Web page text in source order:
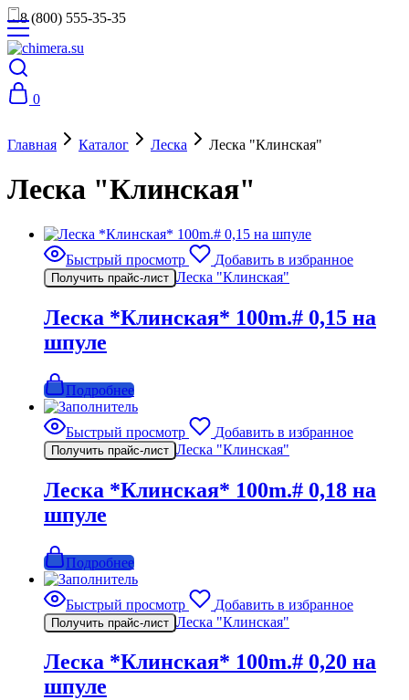
8 (800) 555-35-35
0
Главная Каталог Леска Леска "Клинская"
Леска "Клинская"
Быстрый просмотр Добавить в избранное
Получить прайс-лист Леска "Клинская"
Леска *Клинская* 100m.# 0,15 на
шпуле
Подробнее
Быстрый просмотр Добавить в избранное
Получить прайс-лист Леска "Клинская"
Леска *Клинская* 100m.# 0,18 на
шпуле
Подробнее
Быстрый просмотр Добавить в избранное
Получить прайс-лист Леска "Клинская"
Леска *Клинская* 100m.# 0,20 на
шпуле